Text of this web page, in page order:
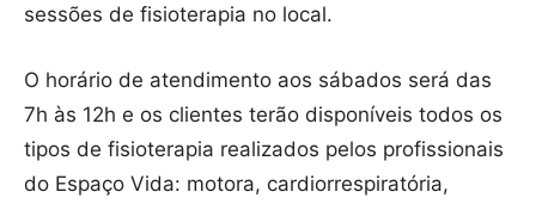
sessões de fisioterapia no local.
O horário de atendimento aos sábados será das
7h às 12h e os clientes terão disponíveis todos os
tipos de fisioterapia realizados pelos profissionais
do Espaço Vida: motora, cardiorrespiratória,